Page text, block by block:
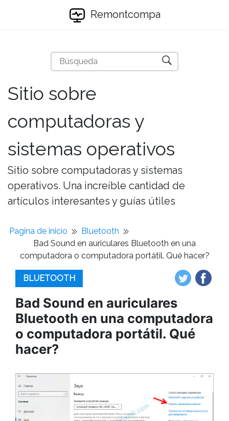
Remontcompa
Sitio sobre
computadoras y
sistemas operativos
Sitio sobre computadoras y sistemas
operativos. Una increíble cantidad de
artículos interesantes y guías útiles
Pagina de inicio
Bluetooth
Bad Sound en auriculares Bluetooth en una
computadora o computadora portátil. Qué hacer?
BLUETOOTH
Bad Sound en auriculares
Bluetooth en una computadora
o computadora portátil. Qué
hacer?